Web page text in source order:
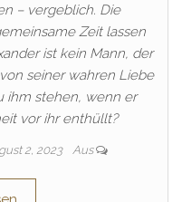
– vergeblich. Die
Zeit lassen
ist kein Mann, der
seiner wahren Liebe
ihm stehen, wenn er
vor ihr enthüllt?
2, 2023 Aus